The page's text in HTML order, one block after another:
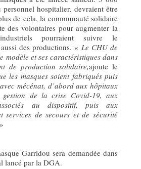
hospitalier, devraient être
de cela, la communauté solidaire
des volontaires pour augmenter la
pourraient suivre le
des productions. « Le CHU de
modèle et ses caractéristiques dans
de production solidaire,ajoute le
les masques soient fabriqués puis
mécénat, d’abord aux hôpitaux
gestion de la crise Covid-19, aux
au dispositif, puis aux
services de secours et de sécurité
»
Garridou sera demandée dans
lancé par la DGA.